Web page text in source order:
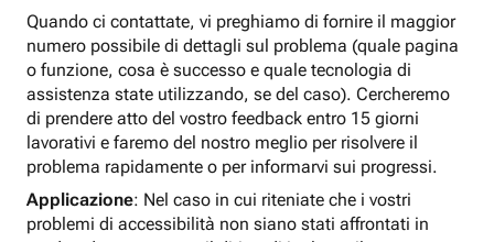
Quando ci contattate, vi preghiamo di fornire il maggior
numero possibile di dettagli sul problema (quale pagina
o funzione, cosa è successo e quale tecnologia di
assistenza state utilizzando, se del caso). Cercheremo
di prendere atto del vostro feedback entro 15 giorni
lavorativi e faremo del nostro meglio per risolvere il
problema rapidamente o per informarvi sui progressi.
Applicazione: Nel caso in cui riteniate che i vostri
problemi di accessibilità non siano stati affrontati in